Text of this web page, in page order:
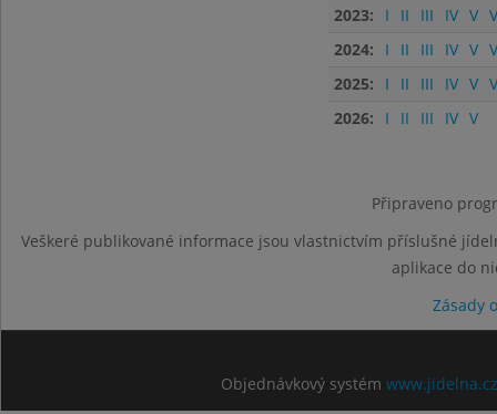
2023:
I II III IV V
2024:
I II III IV V
2025:
I II III IV V
2026:
I II III IV V
Připraveno
Veškeré publikované informace jsou vlastnictvím příslušné
aplikace do
Zásady
Objednávkový systém www.jidelna.cz